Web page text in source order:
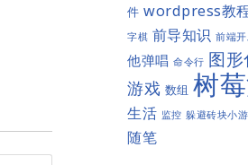
件 wordpress教
字棋 前导知识 前端
他弹唱 命令行 图
游戏 数组 树
生活 监控 躲避砖块小
随笔